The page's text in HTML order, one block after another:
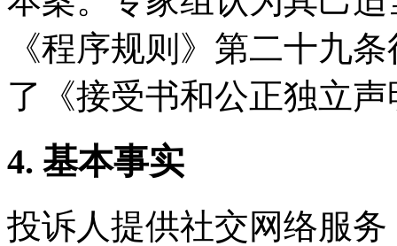
《程序规则》第二十九
了《接受书和公正独立
4. 基本事实
投诉人提供社交网络服